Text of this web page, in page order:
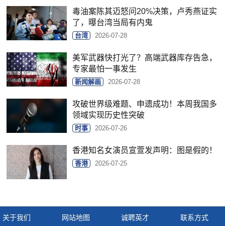
毒油案陈其迈怒问20%决策，卢秀燕证实
了，曝台湾当局有内鬼
台湾 2026-07-28
美军武器快打光了？高端武器库存告急，
专家最怕一事发生
新闻解画 2026-07-28
攻破世界级难题、申遗成功！本周我国多
领域实现历史性突破
时事 2026-07-26
香港知名女演员宣萱发声明：图是假的！
香港 2026-07-25
关于我们 网站地图 诚聘英才
联系方式